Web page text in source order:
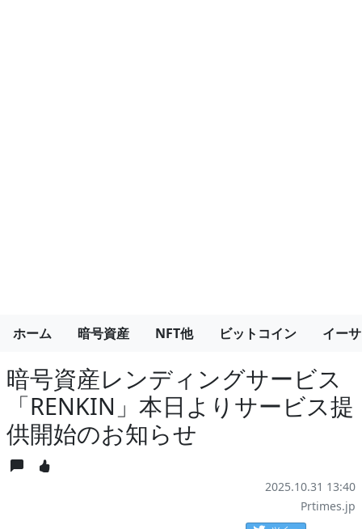
ホーム 暗号資産 NFT他 ビットコイン イー
暗号資産レンディングサービス
「RENKIN」本日よりサービス提
供開始のお知らせ
2025.10.31 13:40
Prtimes.jp